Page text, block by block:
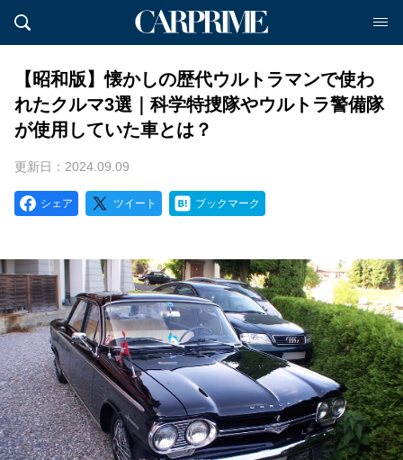
【昭和版】懐かしの歴代ウルトラマンで使わ
れたクルマ3選｜科学特捜隊やウルトラ警備隊
が使用していた車とは？
更新日：2024.09.09
シェア ツイート ブックマーク